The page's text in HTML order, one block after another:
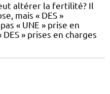
altérer la fertilité? Il
mais « DES »
« UNE » prise en
» prises en charges